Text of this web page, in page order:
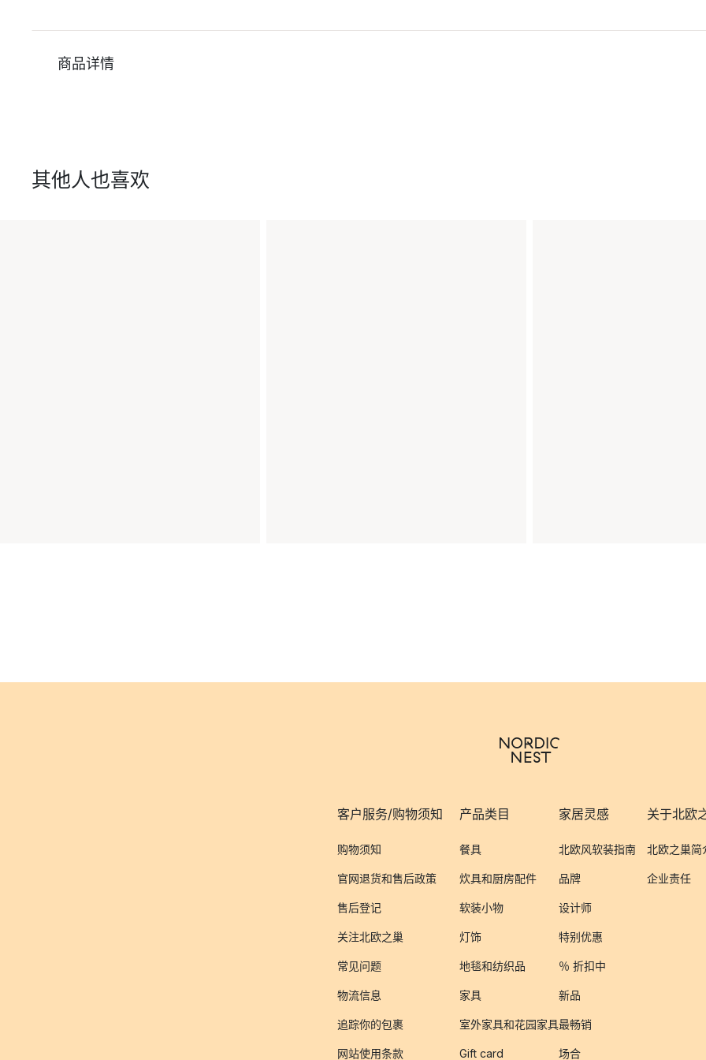
商品详情
其他人也喜欢
客户服务/购物须知
购物须知
官网退货和售后政策
售后登记
关注北欧之巢
常见问题
物流信息
追踪你的包裹
网站使用条款
产品类目
餐具
炊具和厨房配件
软装小物
灯饰
地毯和纺织品
家具
室外家具和花园家具
Gift card
家居灵感
北欧风软装指南
品牌
设计师
特别优惠
％ 折扣中
新品
最畅销
场合
关于北欧
北欧之巢简
企业责任